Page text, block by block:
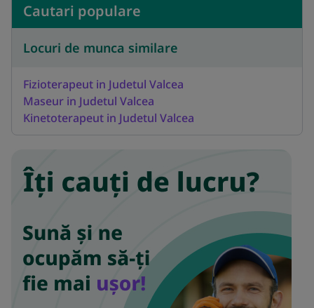
Cautari populare
Locuri de munca similare
Fizioterapeut in Judetul Valcea
Maseur in Judetul Valcea
Kinetoterapeut in Judetul Valcea